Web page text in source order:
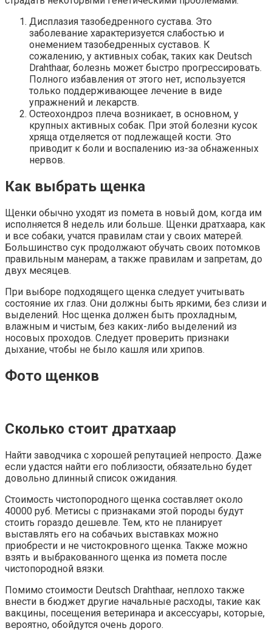
Дисплазия тазобедренного сустава. Это
заболевание характеризуется слабостью и
онемением тазобедренных суставов. К
сожалению, у активных собак, таких как Deutsch
Drahthaar, болезнь может быстро прогрессировать.
Полного избавления от этого нет, используется
только поддерживающее лечение в виде
упражнений и лекарств.
Остеохондроз плеча возникает, в основном, у
крупных активных собак. При этой болезни кусок
хряща отделяется от подлежащей кости. Это
приводит к боли и воспалению из-за обнаженных
нервов.
Как выбрать щенка
Щенки обычно уходят из помета в новый дом, когда им
исполняется 8 недель или больше. Щенки дратхаара, как
и все собаки, учатся правилам стаи у своих матерей.
Большинство сук продолжают обучать своих потомков
правильным манерам, а также правилам и запретам, до
двух месяцев.
При выборе подходящего щенка следует учитывать
состояние их глаз. Они должны быть яркими, без слизи и
выделений. Нос щенка должен быть прохладным,
влажным и чистым, без каких-либо выделений из
носовых проходов. Следует проверить признаки
дыхание, чтобы не было кашля или хрипов.
Фото щенков
Сколько стоит дратхаар
Найти заводчика с хорошей репутацией непросто. Даже
если удастся найти его поблизости, обязательно будет
довольно длинный список ожидания.
Стоимость чистопородного щенка составляет около
40000 руб. Метисы с признаками этой породы будут
стоить гораздо дешевле. Тем, кто не планирует
выставлять его на собачьих выставках можно
приобрести и не чистокровного щенка. Также можно
взять и выбракованного щенка из помета после
чистопородной вязки.
Помимо стоимости Deutsch Drahthaar, неплохо также
внести в бюджет другие начальные расходы, такие как
вакцины, посещения ветеринара и аксессуары, которые,
вероятно, обойдутся очень дорого.